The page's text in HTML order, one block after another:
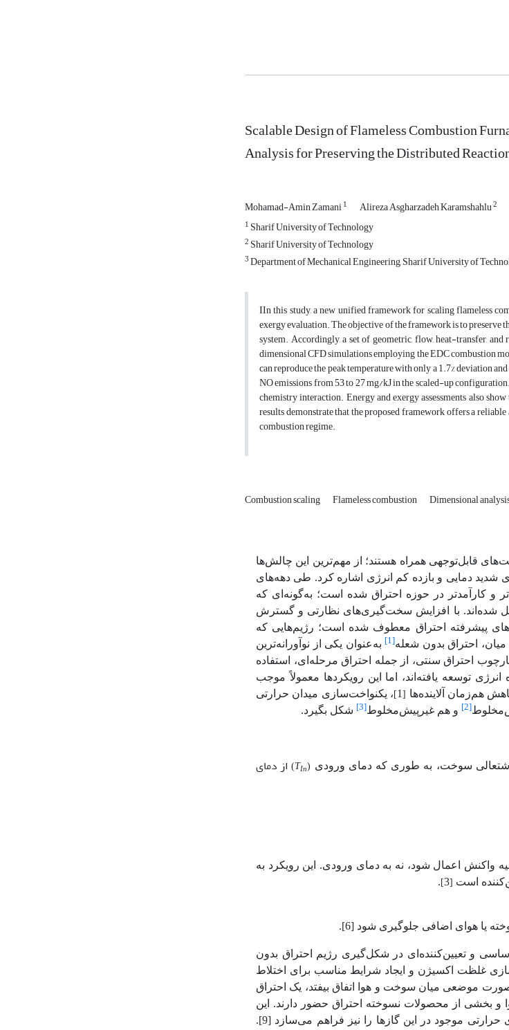
Scalable Design of Flameless Combustion
Analysis for Preserving the Distributed
Mohamad-Amin Zamani1 Alireza Asgharzadeh Karamshahlu2
1 Sharif University of Technology
2 Sharif University of Technology
3Department of Mechanical Engineering, Sharif University of
IIn this study, a new unified framework for scaling flameless
exergy evaluation. The objective of the framework is to
system. Accordingly, a set of geometric, flow, heat-transfer,
dimensional CFD simulations employing the EDC combustion
can reproduce the peak temperature with only a 1.7% deviation
NO emissions from 53 to 27 mg/kJ in the scaled-up
chemistry interaction. Energy and exergy assessments also
results demonstrate that the proposed framework offers a
combustion regime.
Combustion scaling Flameless combustion Dimensional
قابل‌توجهی همراه هستند؛ از مهم‌ترین این چالش‌ها
شدید دمایی و بازده کم انرژی اشاره کرد. طی دهه‌های
و کارآمدتر در حوزه احتراق شده است؛ به‌گونه‌ای که
شده‌اند. با افزایش سخت‌گیری‌های نظارتی و گسترش
پیشرفته احتراق معطوف شده است؛ رژیم‌هایی که
میان، احتراق بدون شعله‌[1] به‌عنوان یکی از نوآورانه‌ترین
احتراق سنتی، از جمله احتراق مرحله‌ای، استفاده
توسعه یافته‌اند، اما این رویکردها معمولاً موجب
هم‌زمان آلاینده‌ها ]
1
‌[ ، یکنواخت‌سازی میدان حرارتی
[2] و هم غیرپیش‌مخلوط[3] شکل بگیرد.
سوخت، به طوری که دمای ورودی (TIn)
از دمای
واکنش اعمال شود، نه به دمای ورودی. این رویکرد به
است ]
3
[
.
یا هوای اضافی جلوگیری شود ]
6
[
.
و تعیین‌کننده‌ای در شکل‌گیری رژیم احتراق بدون
غلظت اکسیژن و ایجاد شرایط مناسب برای اختلاط
موضعی میان سوخت و هوا اتفاق بیفتد، یک احتراق
بخشی از محصولات نسوخته احتراق حضور دارند. این
حرارتی موجود در این گازها را نیز فراهم می‌سازد ]
9
[
.